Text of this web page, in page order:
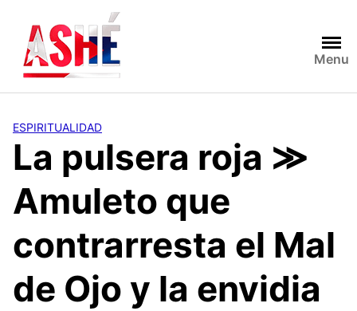
contenido
Menu
ESPIRITUALIDAD
La pulsera roja ≫
Amuleto que
contrarresta el Mal
de Ojo y la envidia